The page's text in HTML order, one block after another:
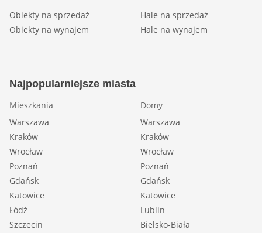
Obiekty na sprzedaż
Obiekty na wynajem
Hale na sprzedaż
Hale na wynajem
Najpopularniejsze miasta
Mieszkania
Warszawa
Kraków
Wrocław
Poznań
Gdańsk
Katowice
Łódź
Szczecin
Domy
Warszawa
Kraków
Wrocław
Poznań
Gdańsk
Katowice
Lublin
Bielsko-Biała